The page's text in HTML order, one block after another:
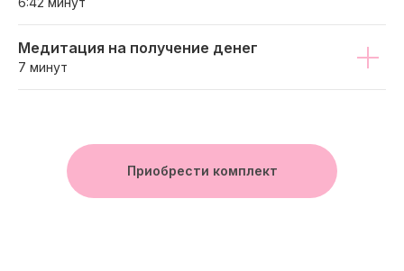
Медитация на получение денег
7 минут
Приобрести комплект